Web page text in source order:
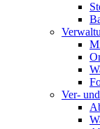
Ver-